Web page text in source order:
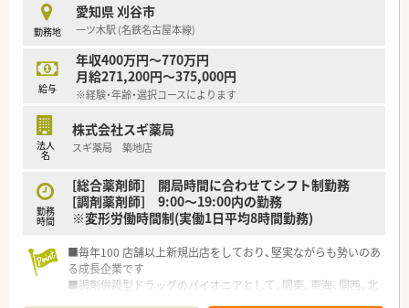
【こんな方にオススメ】
■専門的な知識を深めたい方にとって、耳鼻科領域の処方箋をメ
インに扱う環境は非常に魅力的な職場となります。
■大規模なチェーン展開の薬局ではなく、地域に密着した温かみ
のある環境で働きたい方に最適な求人案件です。
■充実した福利厚生や休暇制度を利用して、プライベートの時間
勤務地
愛知県 刈谷市
一ツ木駅 (名鉄名古屋本線)
給与
年収400万円～770万円
月給271,200円～375,000円
※経験・年齢・選択コースによります
法人
名
株式会社スギ薬局
スギ薬局 築地店
勤務
時間
[総合薬剤師] 開局時間に合わせてシフト制勤務
[調剤薬剤師] 9:00～19:00内の勤務
※変形労働時間制(実働1日平均8時間勤務)
■毎年100 店舗以上新規出店をしており、堅実ながらも勢いのあ
る成長企業です
■調剤併設型ドラッグのパイオニアとして、関東、東海、関西、北